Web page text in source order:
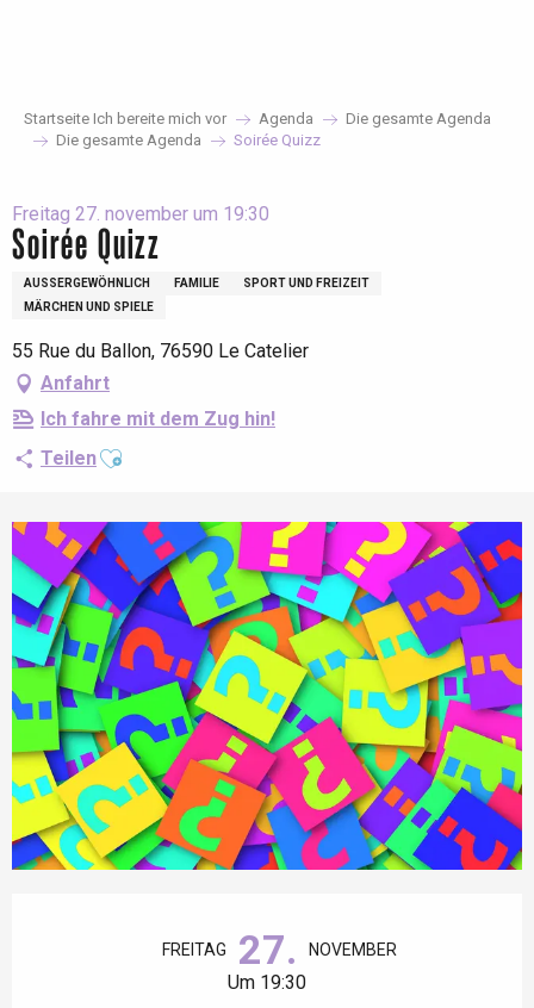
Startseite Ich bereite mich vor Agenda
Die gesamte Agenda
Die gesamte Agenda
Soirée Quizz
Freitag 27. november um 19:30
Soirée Quizz
AUSSERGEWÖHNLICH FAMILIE
SPORT UND FREIZEIT
MÄRCHEN UND SPIELE
55 Rue du Ballon, 76590 Le Catelier
Anfahrt
Ich fahre mit dem Zug hin!
TeilenAjouter aux favoris
FREITAG 27. NOVEMBER
Um 19:30